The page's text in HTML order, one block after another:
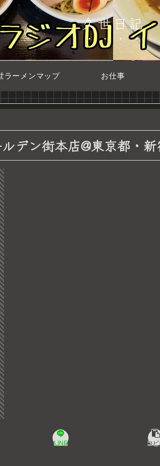
久世日記
ラーメンマップ お仕事
デン街本店@東京都・新
LINE コ